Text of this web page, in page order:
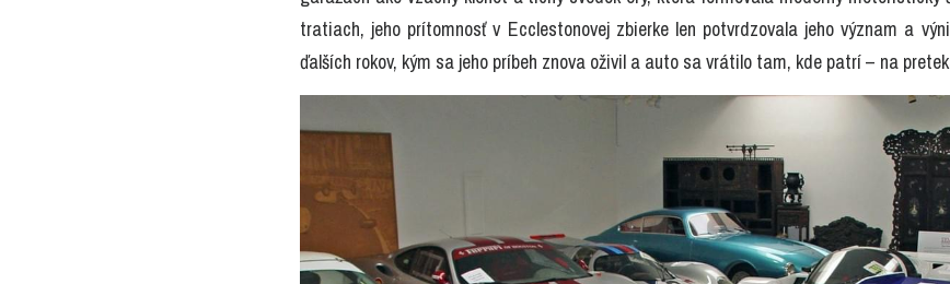
tratiach, jeho prítomnosť v Ecclestonovej zbierke len potvrdzovala jeho význam a
ďalších rokov, kým sa jeho príbeh znova oživil a auto sa vrátilo tam, kde patrí – na